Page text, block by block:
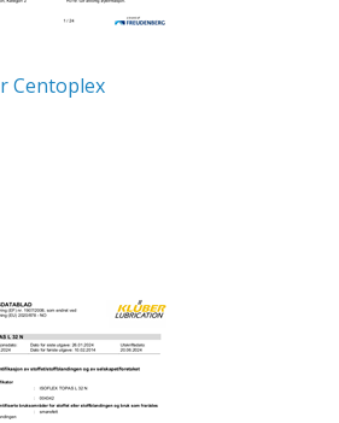
Centoplex